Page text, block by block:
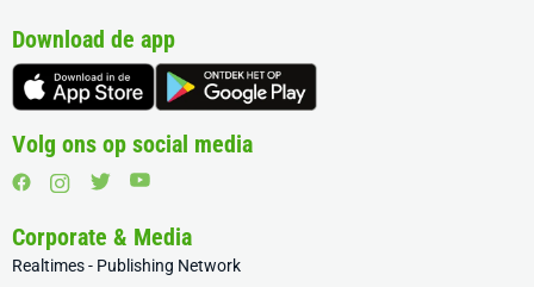
Download de app
Volg ons op social media
Corporate & Media
Realtimes - Publishing Network